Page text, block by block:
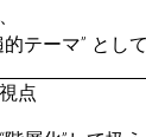
テーマ” とし
点